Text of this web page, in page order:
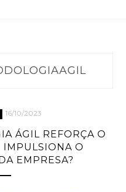
16/10/2023
ÁGIL REFORÇA O
IMPULSIONA O
EMPRESA?